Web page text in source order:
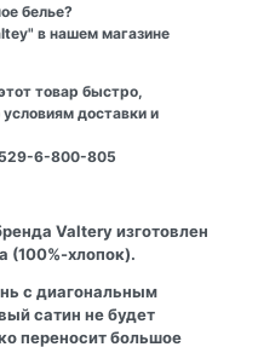
белье?
в нашем магазине
товар быстро,
условиям доставки и
6-800-805
Valtery изготовлен
(100%-хлопок).
с диагональным
сатин не будет
переносит большое